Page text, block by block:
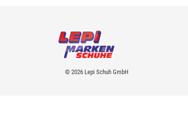
© 2026 Lepi Schuh GmbH